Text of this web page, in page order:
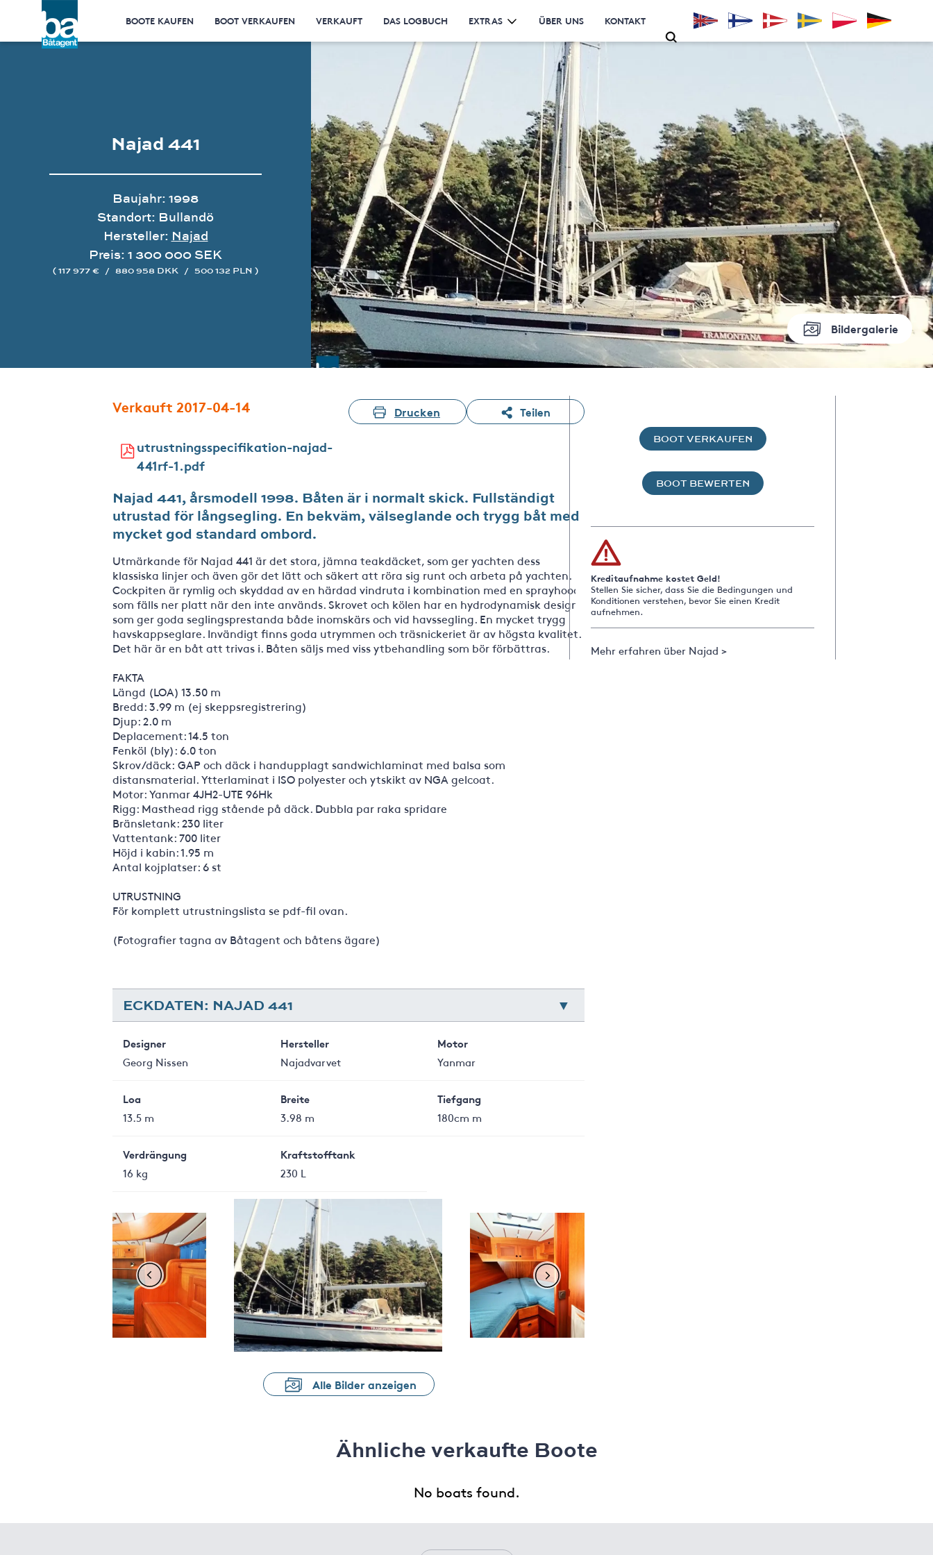
BOOTE KAUFEN BOOT VERKAUFEN VERKAUFT DAS LOGBUCH EXTRAS ÜBER UNS KONTAKT
Bildergalerie
Najad 441
Baujahr: 1998
Standort: Bullandö
Hersteller: Najad
Preis: 1 300 000 SEK
( 117 977 € / 880 958 DKK / 500 132 PLN )
Verkauft 2017-04-14 Drucken Teilen
utrustningsspecifikation-najad-
441rf-1.pdf
Najad 441, årsmodell 1998. Båten är i normalt skick. Fullständigt
utrustad för långsegling. En bekväm, välseglande och trygg båt med
mycket god standard ombord.
Utmärkande för Najad 441 är det stora, jämna teakdäcket, som ger yachten dess
klassiska linjer och även gör det lätt och säkert att röra sig runt och arbeta på yachten.
Cockpiten är rymlig och skyddad av en härdad vindruta i kombination med en sprayhood
som fälls ner platt när den inte används. Skrovet och kölen har en hydrodynamisk design
som ger goda seglingsprestanda både inomskärs och vid havssegling. En mycket trygg
havskappseglare. Invändigt finns goda utrymmen och träsnickeriet är av högsta kvalitet.
Det här är en båt att trivas i. Båten säljs med viss ytbehandling som bör förbättras.
FAKTA
Längd (LOA) 13.50 m
Bredd: 3.99 m (ej skeppsregistrering)
Djup: 2.0 m
Deplacement: 14.5 ton
Fenköl (bly): 6.0 ton
Skrov/däck: GAP och däck i handupplagt sandwichlaminat med balsa som
distansmaterial. Ytterlaminat i ISO polyester och ytskikt av NGA gelcoat.
Motor: Yanmar 4JH2-UTE 96Hk
Rigg: Masthead rigg stående på däck. Dubbla par raka spridare
Bränsletank: 230 liter
Vattentank: 700 liter
Höjd i kabin: 1.95 m
Antal kojplatser: 6 st
UTRUSTNING
För komplett utrustningslista se pdf-fil ovan.
(Fotografier tagna av Båtagent och båtens ägare)
ECKDATEN: NAJAD 441
Designer
Georg Nissen
Hersteller
Najadvarvet
Motor
Yanmar
Loa
13.5 m
Breite
3.98 m
Tiefgang
180cm m
Verdrängung
16 kg
Kraftstofftank
230 L
Alle Bilder anzeigen
BOOT VERKAUFEN
BOOT BEWERTEN
Kreditaufnahme kostet Geld!
Stellen Sie sicher, dass Sie die Bedingungen und
Konditionen verstehen, bevor Sie einen Kredit
aufnehmen.
Mehr erfahren über Najad >
Ähnliche verkaufte Boote
No boats found.